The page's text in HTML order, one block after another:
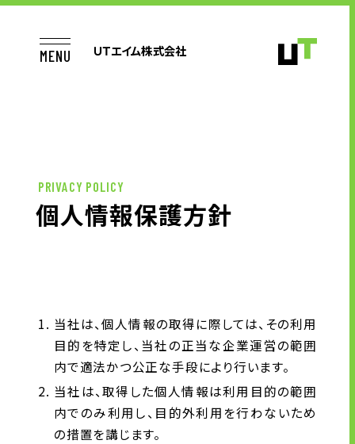
MENU ＵＴエイム株式会社
半導体製品テスト開発業務
外国人材の労務管理
人をつくる力
モノをつくる力
PRIVACY POLICY
個人情報保護方針
当社は、個人情報の取得に際しては、その利用
目的を特定し、当社の正当な企業運営の範囲
内で適法かつ公正な手段により行います。
当社は、取得した個人情報は利用目的の範囲
内でのみ利用し、目的外利用を行わないため
の措置を講じます。